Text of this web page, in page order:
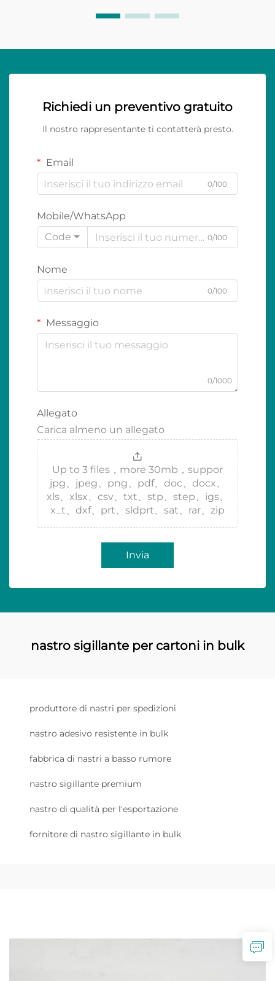
Richiedi un preventivo gratuito
Il nostro rappresentante ti contatterà presto.
Email
0/100
Mobile/WhatsApp
Code
0/100
Nome
0/100
Messaggio
0/1000
Allegato
Carica almeno un allegato
Up to 3 files，more 30mb，suppor
jpg、jpeg、png、pdf、doc、docx、
xls、xlsx、csv、txt、stp、step、igs、
x_t、dxf、prt、sldprt、sat、rar、zip
Invia
nastro sigillante per cartoni in bulk
produttore di nastri per spedizioni
nastro adesivo resistente in bulk
fabbrica di nastri a basso rumore
nastro sigillante premium
nastro di qualità per l'esportazione
fornitore di nastro sigillante in bulk